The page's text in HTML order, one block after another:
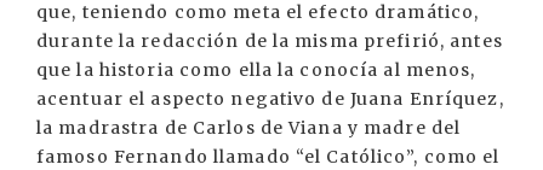
que, teniendo como meta el efecto dramático,
durante la redacción de la misma prefirió, antes
que la historia como ella la conocía al menos,
acentuar el aspecto negativo de Juana Enríquez,
la madrastra de Carlos de Viana y madre del
famoso Fernando llamado “el Católico”, como el